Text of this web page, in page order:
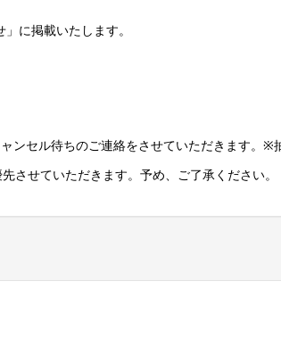
に掲載いたします。
ンセル待ちのご連絡をさせていただきます。
させていただきます。予め、ご了承ください。